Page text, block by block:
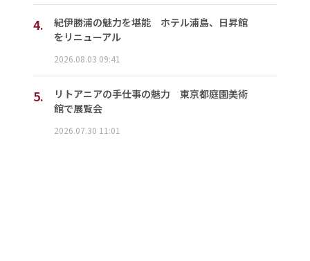
4.
紀伊勝浦の魅力を堪能 ホテル浦島、日昇館
をリニューアル
2026.08.03 09:41
5.
リトアニアの手仕事の魅力 東京都庭園美術
館で展覧会
2026.07.30 11:01